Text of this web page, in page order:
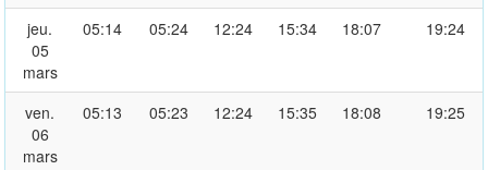
jeu.
05
mars
05:14 05:24 12:24 15:34 18:07 19:24
ven.
06
mars
05:13 05:23 12:24 15:35 18:08 19:25